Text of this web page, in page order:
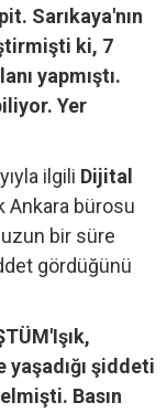
Sarıkaya'nın
ki, 7
yapmıştı.
Yer
ilgili Dijital
Ankara bürosu
uzun bir süre
gördüğünü
Işık,
yaşadığı şiddeti
Basın